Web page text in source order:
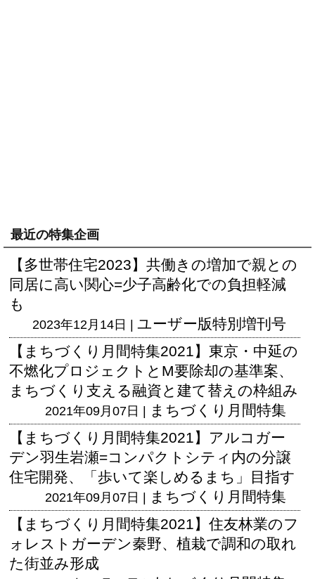
最近の特集企画
【多世帯住宅2023】共働きの増加で親との
同居に高い関心=少子高齢化での負担軽減
も
2023年12月14日 | ユーザー版特別増刊号
【まちづくり月間特集2021】東京・中延の
不燃化プロジェクトとM要除却の基準案、
まちづくり支える融資と建て替えの枠組み
2021年09月07日 | まちづくり月間特集
【まちづくり月間特集2021】アルコガー
デン羽生岩瀬=コンパクトシティ内の分譲
住宅開発、「歩いて楽しめるまち」目指す
2021年09月07日 | まちづくり月間特集
【まちづくり月間特集2021】住友林業のフ
ォレストガーデン秦野、植栽で調和の取れ
た街並み形成